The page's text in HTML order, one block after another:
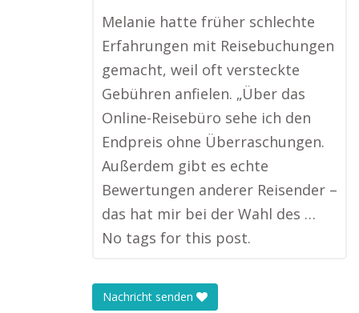
Melanie hatte früher schlechte
Erfahrungen mit Reisebuchungen
gemacht, weil oft versteckte
Gebühren anfielen. „Über das
Online-Reisebüro sehe ich den
Endpreis ohne Überraschungen.
Außerdem gibt es echte
Bewertungen anderer Reisender –
das hat mir bei der Wahl des …
No tags for this post.
Nachricht senden